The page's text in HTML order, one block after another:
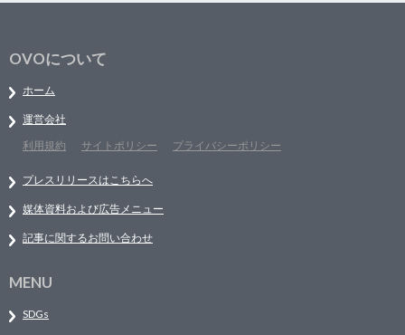
OVOについて
ホーム
運営会社
利用規約
サイトポリシー プライバシーポリシー
プレスリリースはこちらへ
媒体資料および広告メニュー
記事に関するお問い合わせ
MENU
SDGs